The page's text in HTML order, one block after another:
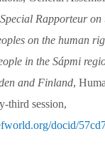
Rapporteur
on the human
in the Sápmi
and Finland,
third session,
docid/